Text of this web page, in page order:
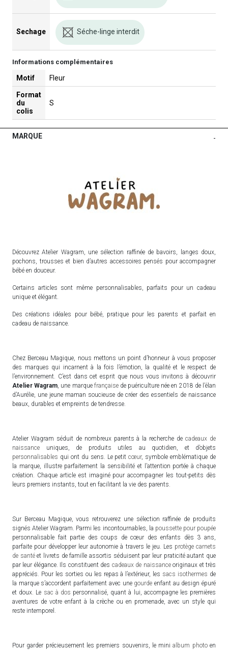
Sechage Séche-linge interdit
Informations complémentaires
Motif Fleur
Format
du
colis
S
MARQUE -
Découvrez Atelier Wagram, une sélection raffinée de bavoirs, langes doux,
pochons, trousses et bien d’autres accessoires pensés pour accompagner
bébé en douceur.
Certains articles sont même personnalisables, parfaits pour un cadeau
unique et élégant.
Des créations idéales pour bébé, pratique pour les parents et parfait en
cadeau de naissance.
Chez Berceau Magique, nous mettons un point d’honneur à vous proposer
des marques qui incarnent à la fois l’émotion, la qualité et le respect de
l’environnement. C’est dans cet esprit que nous vous invitons à découvrir
Atelier Wagram, une marque françaisede puériculture née en 2018 de l’élan
d’Aurélie, une jeune maman soucieuse de créer des essentiels de naissance
beaux, durables et empreints de tendresse.
Atelier Wagram séduit de nombreux parents à la recherche decadeaux de
naissance uniques, de produits utiles au quotidien, et d’objets
personnalisables qui ont du sens. Le petitcœur, symbole emblématique de
la marque, illustre parfaitement la sensibilité et l’attention portée à chaque
création. Chaque article est imaginé pour accompagner les tout-petits dès
leurs premiers instants, tout en facilitant la vie des parents.
Sur Berceau Magique, vous retrouverez une sélection raffinée de produits
signés Atelier Wagram. Parmi les incontournables, la poussette pour poupée
personnalisable fait partie des coups de cœur des enfants dès 3 ans,
parfaite pour développer leur autonomie à travers le jeu. Les protège carnets
de santéet livrets de famille assortis séduisent par leur praticité autant que
par leur élégance. Ils constituent des cadeaux de naissanceoriginaux et très
appréciés. Pour les sorties ou les repas à l’extérieur, les sacs isothermes de
la marque s’accordent parfaitement avec une gourde enfant au design épuré
et doux. Le sac à dos personnalisé, quant à lui, accompagne les premières
aventures de votre enfant à la crèche ou en promenade, avec un style qui
reste intemporel.
Pour garder précieusement les premiers souvenirs, le minialbum photoen